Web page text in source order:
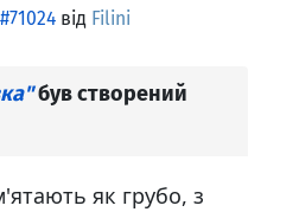
#71024 від Filini
був створений
як грубо, з